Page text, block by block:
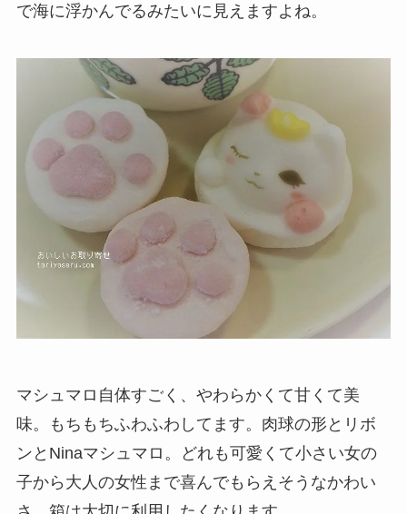
で海に浮かんでるみたいに見えますよね。
マシュマロ自体すごく、やわらかくて甘くて美
味。もちもちふわふわしてます。肉球の形とリボ
ンとNinaマシュマロ。どれも可愛くて小さい女の
子から大人の女性まで喜んでもらえそうなかわい